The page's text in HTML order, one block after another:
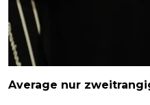
Average nur